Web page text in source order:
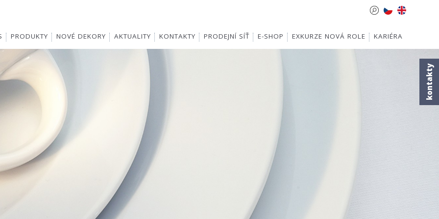
kontakty
PRODUKTY NOVÉ DEKORY AKTUALITY KONTAKTY PRODEJNÍ SÍŤ E-SHOP EXKURZE NOVÁ ROLE KARIÉRA